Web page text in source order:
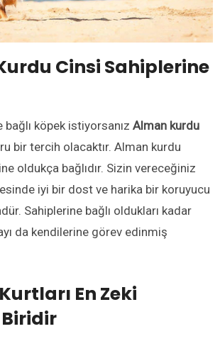
Cinsi Sahiplerine
köpek istiyorsanız Alman kurdu
bir tercih olacaktır. Alman kurdu
oldukça bağlıdır. Sizin vereceğiniz
iyi bir dost ve harika bir koruyucu
Sahiplerine bağlı oldukları kadar
da kendilerine görev edinmiş
En Zeki